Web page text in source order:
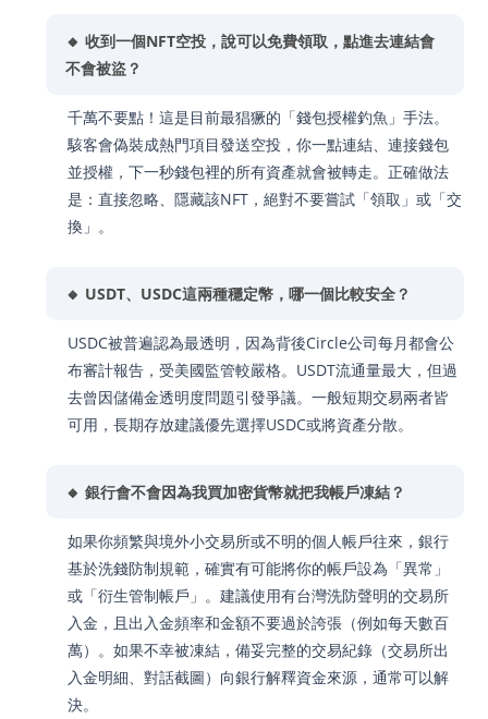
🔸 收到一個NFT空投，說可以免費領取，點進去連結會
不會被盜？
千萬不要點！這是目前最猖獗的「錢包授權釣魚」手法。
駭客會偽裝成熱門項目發送空投，你一點連結、連接錢包
並授權，下一秒錢包裡的所有資產就會被轉走。正確做法
是：直接忽略、隱藏該NFT，絕對不要嘗試「領取」或「交
換」。
🔸 USDT、USDC這兩種穩定幣，哪一個比較安全？
USDC被普遍認為最透明，因為背後Circle公司每月都會公
布審計報告，受美國監管較嚴格。USDT流通量最大，但過
去曾因儲備金透明度問題引發爭議。一般短期交易兩者皆
可用，長期存放建議優先選擇USDC或將資產分散。
🔸 銀行會不會因為我買加密貨幣就把我帳戶凍結？
如果你頻繁與境外小交易所或不明的個人帳戶往來，銀行
基於洗錢防制規範，確實有可能將你的帳戶設為「異常」
或「衍生管制帳戶」。建議使用有台灣洗防聲明的交易所
入金，且出入金頻率和金額不要過於誇張（例如每天數百
萬）。如果不幸被凍結，備妥完整的交易紀錄（交易所出
入金明細、對話截圖）向銀行解釋資金來源，通常可以解
決。